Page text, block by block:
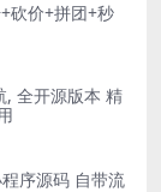
砍价+拼团+秒
, 全开源版本 精
序源码 自带流